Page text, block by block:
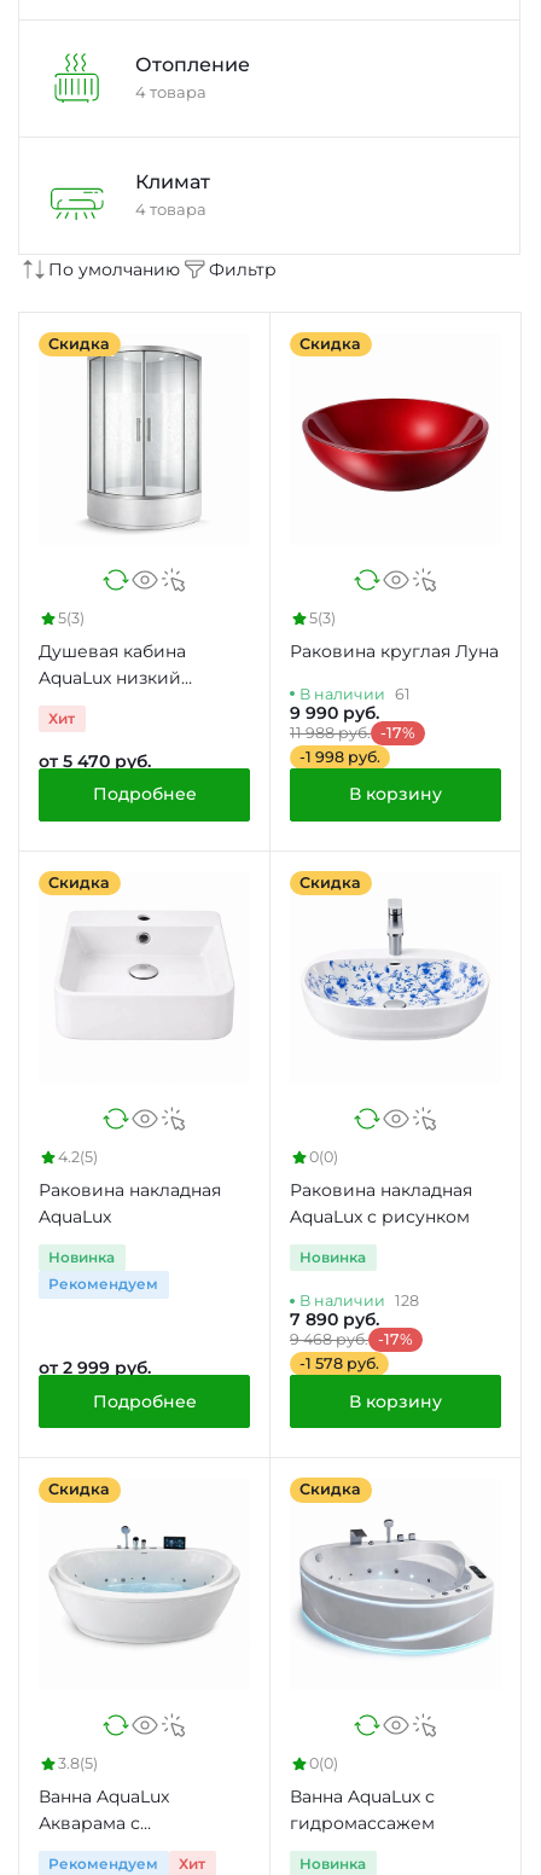
Отопление
4 товара
Климат
4 товара
По умолчанию Фильтр
Скидка
5(3)
Душевая кабина
AquaLux низкий
поддон
Хит
от 5 470 руб.
Подробнее
Скидка
5(3)
Раковина круглая Луна
В наличии 61
9 990 руб.
11 988 руб. -17%
-1 998 руб.
В корзину
Скидка
4.2(5)
Раковина накладная
AquaLux
Новинка
Рекомендуем
от 2 999 руб.
Подробнее
Скидка
0(0)
Раковина накладная
AquaLux с рисунком
Новинка
В наличии 128
7 890 руб.
9 468 руб. -17%
-1 578 руб.
В корзину
Скидка
3.8(5)
Ванна AquaLux
Акварама с
гидромассажем
Рекомендуем Хит
Скидка
0(0)
Ванна AquaLux с
гидромассажем
Новинка